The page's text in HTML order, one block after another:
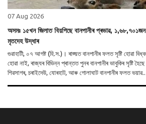
07 Aug 2026
অসমঃ ১৫খন জিলাত বিয়পিছে বানপানীৰ প্ৰভাৱ,
মৃতদেহ উদ্ধাৰ
গুৱাহাটী, ০৭ আগষ্ট (হি.স.)। ৰাজ্য়ত বানপানীৰ ফলত সৃষ্টি হোৱা
হোৱা নাই, ৰাজ্যৰ বিভিন্ন প্ৰান্তত পুনৰ বানপানীৰ ভাবুকিৰ সৃষ্টি
শিৱসাগৰ, চৰাইদেউ, যোৰহাট, আৰু গোলাঘাট বানপানীৰ ফলত ভয়াৱ..